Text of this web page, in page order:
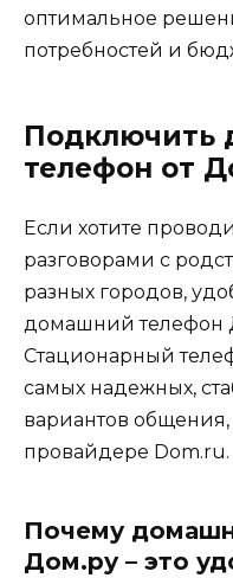
оптимальное
потребностей и
Подключить
телефон от
Если хотите
разговорами с
разных городов,
домашний телефон
Стационарный
самых надежных,
вариантов
провайдере Dom.ru.
Почему
Дом.ру – это